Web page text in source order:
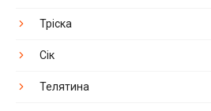
Тріска
Сік
Телятина